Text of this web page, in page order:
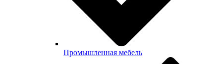
Промышленная мебель